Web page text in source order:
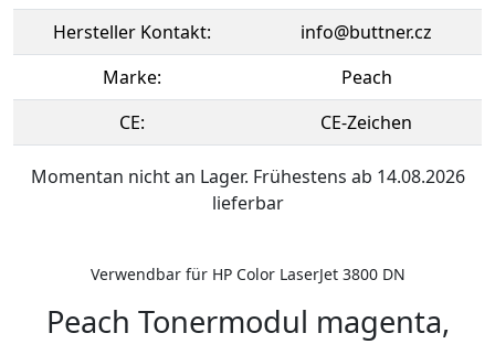
Hersteller Kontakt:
info@buttner.cz
Marke:
Peach
CE:
CE-Zeichen
Momentan nicht an Lager. Frühestens ab 14.08.2026
lieferbar
Verwendbar für HP Color LaserJet 3800 DN
Peach Tonermodul magenta,